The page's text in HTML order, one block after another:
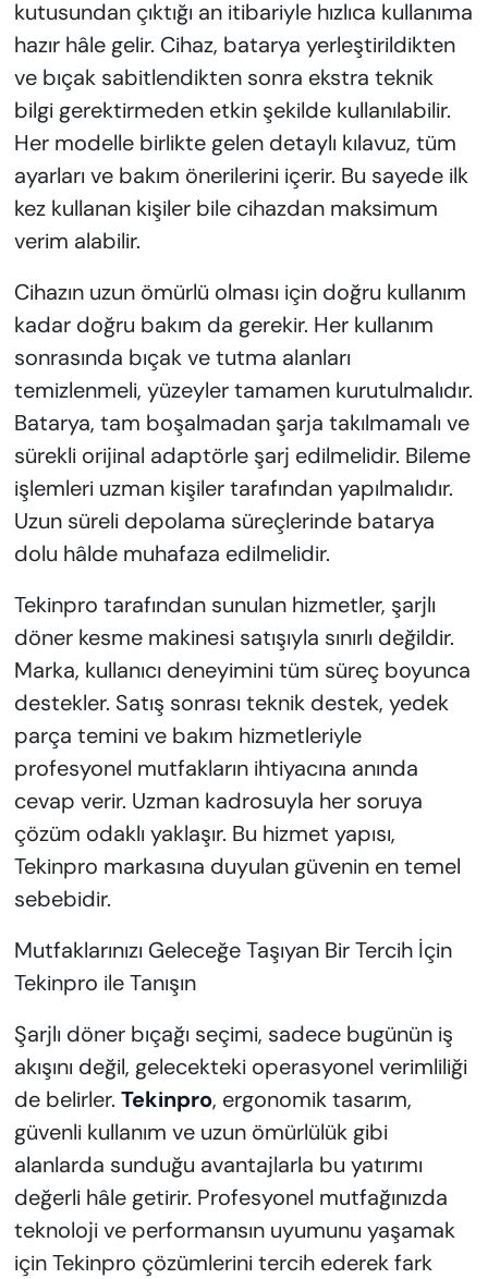
kutusundan çıktığı an itibariyle hızlıca kullanıma
hazır hâle gelir. Cihaz, batarya yerleştirildikten
ve bıçak sabitlendikten sonra ekstra teknik
bilgi gerektirmeden etkin şekilde kullanılabilir.
Her modelle birlikte gelen detaylı kılavuz, tüm
ayarları ve bakım önerilerini içerir. Bu sayede ilk
kez kullanan kişiler bile cihazdan maksimum
verim alabilir.
Cihazın uzun ömürlü olması için doğru kullanım
kadar doğru bakım da gerekir. Her kullanım
sonrasında bıçak ve tutma alanları
temizlenmeli, yüzeyler tamamen kurutulmalıdır.
Batarya, tam boşalmadan şarja takılmamalı ve
sürekli orijinal adaptörle şarj edilmelidir. Bileme
işlemleri uzman kişiler tarafından yapılmalıdır.
Uzun süreli depolama süreçlerinde batarya
dolu hâlde muhafaza edilmelidir.
Tekinpro tarafından sunulan hizmetler, şarjlı
döner kesme makinesi satışıyla sınırlı değildir.
Marka, kullanıcı deneyimini tüm süreç boyunca
destekler. Satış sonrası teknik destek, yedek
parça temini ve bakım hizmetleriyle
profesyonel mutfakların ihtiyacına anında
cevap verir. Uzman kadrosuyla her soruya
çözüm odaklı yaklaşır. Bu hizmet yapısı,
Tekinpro markasına duyulan güvenin en temel
sebebidir.
Mutfaklarınızı Geleceğe Taşıyan Bir Tercih İçin
Tekinpro ile Tanışın
Şarjlı döner bıçağı seçimi, sadece bugünün iş
akışını değil, gelecekteki operasyonel verimliliği
de belirler. Tekinpro, ergonomik tasarım,
güvenli kullanım ve uzun ömürlülük gibi
alanlarda sunduğu avantajlarla bu yatırımı
değerli hâle getirir. Profesyonel mutfağınızda
teknoloji ve performansın uyumunu yaşamak
için Tekinpro çözümlerini tercih ederek fark